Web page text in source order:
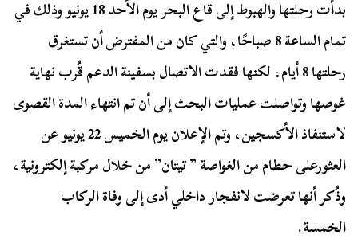
بدأت رحلتها والهبوط إلى قاع البحر يوم الأحد 18 يونيو وذلك في
تمام الساعة 8 صباحًا، والتي كان من المفترض أن تستغرق
رحلتها 8 أيام، لكنها فقدت الاتصال بسفينة الدعم قُرب نهاية
غوصها وتواصلت عمليات البحث إلى أن تم انتهاء المدة القصوى
لاستنفاذ الأكسجين، وتم الإعلان يوم الخميس 22 يونيو عن
العثورعلى حطام من الغواصة ” تيتان” من خلال مركبة إلكترونية،
وذُكر أنها تعرضت لانفجار داخلي أدى إلى وفاة الركاب
الخمسة.